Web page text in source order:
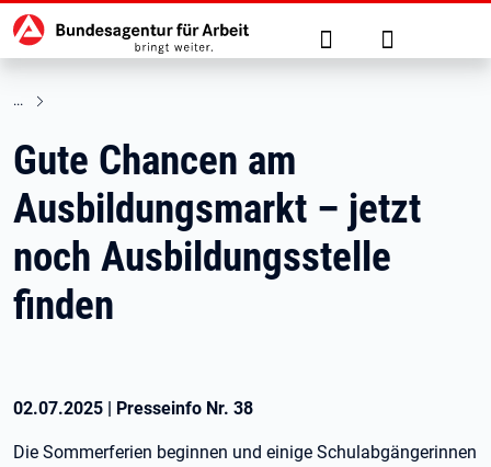
zu den Hauptinhalten springen
Hauptnavigation Suche Anmelden
Gute Chancen am
Ausbildungsmarkt – jetzt
noch Ausbildungsstelle
finden
02.07.2025 | Presseinfo Nr. 38
Die Sommerferien beginnen und einige Schulabgängerinnen